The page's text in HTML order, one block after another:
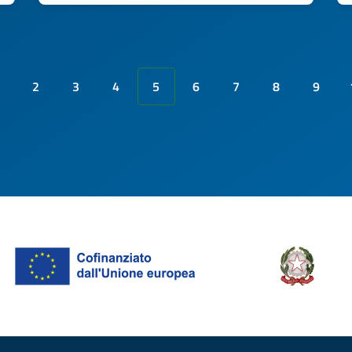
2 3 4 5 6 7 8 9